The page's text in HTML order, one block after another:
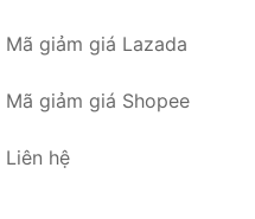
Mã giảm giá Lazada
Mã giảm giá Shopee
Liên hệ